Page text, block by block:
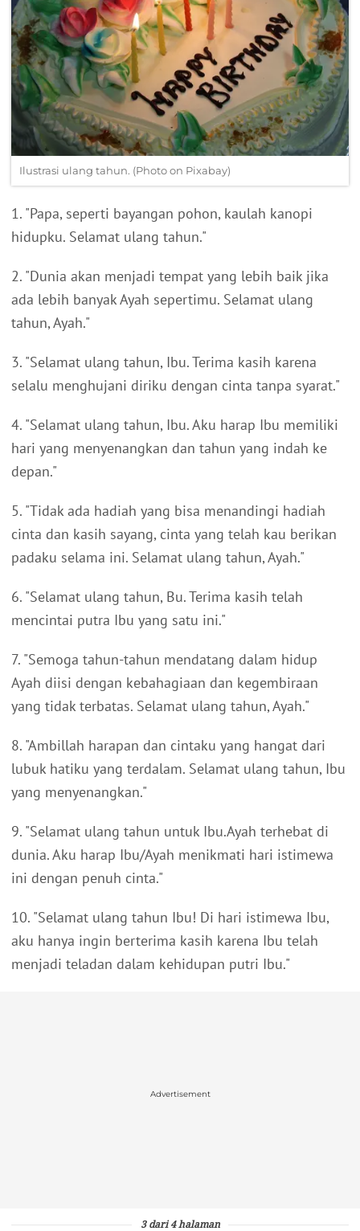
Ilustrasi ulang tahun. (Photo on Pixabay)
1. "Papa, seperti bayangan pohon, kaulah kanopi
hidupku. Selamat ulang tahun."
2. "Dunia akan menjadi tempat yang lebih baik jika
ada lebih banyak Ayah sepertimu. Selamat ulang
tahun, Ayah."
3. "Selamat ulang tahun, Ibu. Terima kasih karena
selalu menghujani diriku dengan cinta tanpa syarat."
4. "Selamat ulang tahun, Ibu. Aku harap Ibu memiliki
hari yang menyenangkan dan tahun yang indah ke
depan."
5. "Tidak ada hadiah yang bisa menandingi hadiah
cinta dan kasih sayang, cinta yang telah kau berikan
padaku selama ini. Selamat ulang tahun, Ayah."
6. "Selamat ulang tahun, Bu. Terima kasih telah
mencintai putra Ibu yang satu ini."
7. "Semoga tahun-tahun mendatang dalam hidup
Ayah diisi dengan kebahagiaan dan kegembiraan
yang tidak terbatas. Selamat ulang tahun, Ayah."
8. "Ambillah harapan dan cintaku yang hangat dari
lubuk hatiku yang terdalam. Selamat ulang tahun, Ibu
yang menyenangkan."
9. "Selamat ulang tahun untuk Ibu.Ayah terhebat di
dunia. Aku harap Ibu/Ayah menikmati hari istimewa
ini dengan penuh cinta."
10. "Selamat ulang tahun Ibu! Di hari istimewa Ibu,
aku hanya ingin berterima kasih karena Ibu telah
menjadi teladan dalam kehidupan putri Ibu."
Advertisement
3 dari 4 halaman